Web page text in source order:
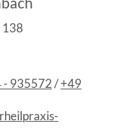
138
- 935572/+49